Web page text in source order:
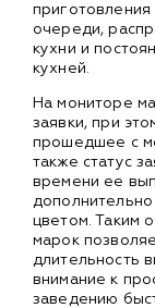
приготовления
очереди,
кухни и
кухней.
На мониторе
заявки, при
прошедшее с
также статус
времени ее
цветом. Таким
марок
длительность
внимание к
заведению